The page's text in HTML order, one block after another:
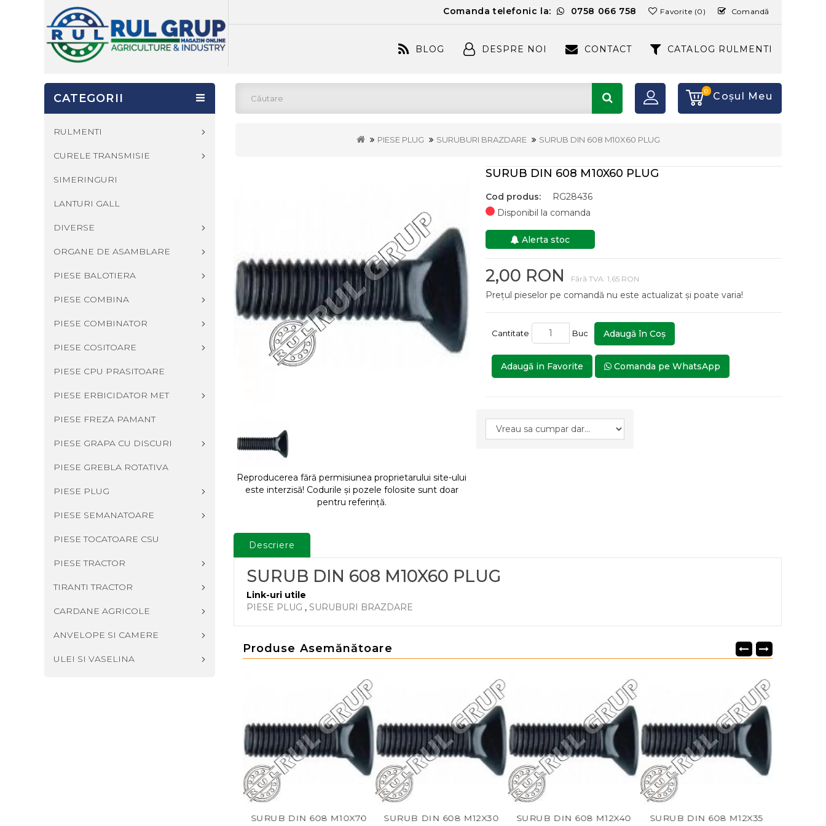
Comanda telefonic la: 0758 066 758 Favorite (0) Comandă
BLOG DESPRE NOI CONTACT CATALOG RULMENTI
0 Coşul Meu
PIESE PLUG SURUBURI BRAZDARE SURUB DIN 608 M10X60 PLUG
CATEGORII
RULMENTI
CURELE TRANSMISIE
SIMERINGURI
LANTURI GALL
DIVERSE
ORGANE DE ASAMBLARE
PIESE BALOTIERA
PIESE COMBINA
PIESE COMBINATOR
PIESE COSITOARE
PIESE CPU PRASITOARE
PIESE ERBICIDATOR MET
PIESE FREZA PAMANT
PIESE GRAPA CU DISCURI
PIESE GREBLA ROTATIVA
PIESE PLUG
PIESE SEMANATOARE
PIESE TOCATOARE CSU
PIESE TRACTOR
TIRANTI TRACTOR
CARDANE AGRICOLE
ANVELOPE SI CAMERE
ULEI SI VASELINA
Reproducerea fără permisiunea proprietarului site-ului
este interzisă! Codurile și pozele folosite sunt doar
pentru referință.
SURUB DIN 608 M10X60 PLUG
Cod produs:
RG28436
Disponibil la comanda
Alerta stoc
2,00 RON Fără TVA: 1,65 RON
Prețul pieselor pe comandă nu este actualizat și poate varia!
Cantitate Buc Adaugă în Coş
Adaugă in Favorite Comanda pe WhatsApp
Descriere
SURUB DIN 608 M10X60 PLUG
Link-uri utile
PIESE PLUG , SURUBURI BRAZDARE
Produse Asemănătoare
SURUB DIN 608 M10X70
SURUB DIN 608 M12X30
SURUB DIN 608 M12X40
SURUB DIN 608 M12X35
SURUB DIN